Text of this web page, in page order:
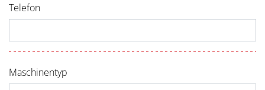
Telefon
Maschinentyp